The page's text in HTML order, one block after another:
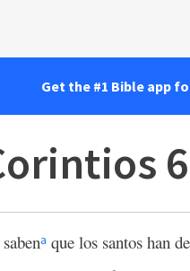
Get the #1 Bible app
a que los santos han